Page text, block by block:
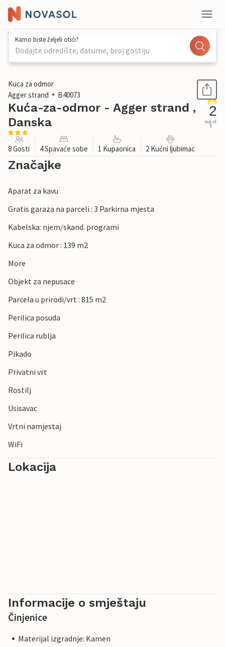
Kamo biste željeli otići?
Dodajte odredište, datume, broj gostiju
1 / 20
Kuca za odmor
Agger strand
B40073
Kuća-za-odmor - Agger strand ,
Danska
2
out of
5
8 Gosti 4 Spavaće sobe 1 Kupaonica 2 Kućni ljubimac
Značajke
Aparat za kavu
Gratis garaza na parceli : 3 Parkirna mjesta
Kabelska: njem/skand. programi
Kuca za odmor : 139 m2
More
Objekt za nepusace
Parcela u prirodi/vrt : 815 m2
Perilica posuda
Perilica rublja
Pikado
Privatni vrt
Rostilj
Usisavac
Vrtni namjestaj
WiFi
Lokacija
Informacije o smještaju
Činjenice
Materijal izgradnje: Kamen